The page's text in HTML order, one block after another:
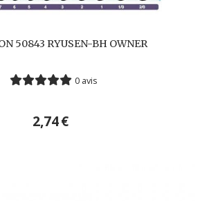
50843 RYUSEN-BH OWNER
0 avis
2,74€